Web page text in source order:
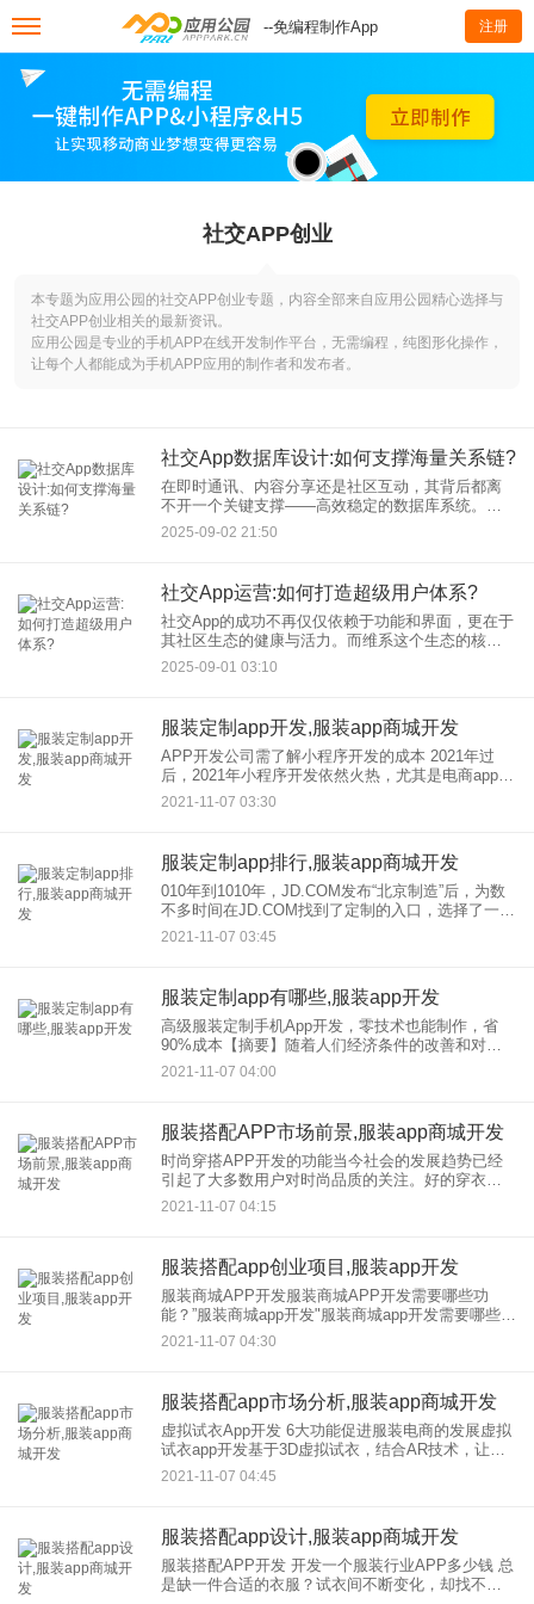
--免编程制作App 注册
社交APP创业
本专题为应用公园的社交APP创业专题，内容全部来自应用公园精心选择与
社交APP创业相关的最新资讯。
应用公园是专业的手机APP在线开发制作平台，无需编程，纯图形化操作，
让每个人都能成为手机APP应用的制作者和发布者。
社交App数据库设计:如何支撑海量关系链?
在即时通讯、内容分享还是社区互动，其背后都离
不开一个关键支撑——高效稳定的数据库系统。本
文将深入探讨社交App数据库设计的关键技术，解析
如何有效支撑亿级用户关系链的存储与高效访问。
2025-09-02 21:50
社交App运营:如何打造超级用户体系?
社交App的成功不再仅仅依赖于功能和界面，更在于
其社区生态的健康与活力。而维系这个生态的核
心，便是“超级用户”。他们是最活跃的内容贡献者、
最无私的帮助者、最忠实的品牌布道者。因此，如
2025-09-01 03:10
服装定制app开发,服装app商城开发
APP开发公司需了解小程序开发的成本 2021年过
后，2021年小程序开发依然火热，尤其是电商app开
发公司需要知道小程序可以通过哪两种方式降低人
气成本，从而制定更好的策略来推动行业发展。毫
2021-11-07 03:30
服装定制app排行,服装app商城开发
010年到1010年，JD.COM发布“北京制造”后，为数
不多时间在JD.COM找到了定制的入口，选择了一件
基础单品——短袖衬衫，选择了“去定制":在舒适和
硬挺的双重需求下，选择了50%棉材质，然后选
2021-11-07 03:45
服装定制app有哪些,服装app开发
高级服装定制手机App开发，零技术也能制作，省
90%成本【摘要】随着人们经济条件的改善和对服
装鉴赏能力的提高，人们的消费习惯逐渐向移动端
转移。高端服装定制手机App软件已经成为很多企业
2021-11-07 04:00
服装搭配APP市场前景,服装app商城开发
时尚穿搭APP开发的功能当今社会的发展趋势已经
引起了大多数用户对时尚品质的关注。好的穿衣打
扮可以大大提升一个人的气场和外貌，这也让人们
注意到穿衣服的必要性。互联网时代，服装搭配
2021-11-07 04:15
服装搭配app创业项目,服装app开发
服装商城APP开发服装商城APP开发需要哪些功
能？”服装商城app开发"服装商城app开发需要哪些功
能？ 2021年12月30日 随着时代的发展，对服装的穿
衣搭配要求越来越高，设计风格强
2021-11-07 04:30
服装搭配app市场分析,服装app商城开发
虚拟试衣App开发 6大功能促进服装电商的发展虚拟
试衣app开发基于3D虚拟试衣，结合AR技术，让用
户在虚拟试衣中感受到更真实、更有质感，带给用
户更完美的试衣体验。因此，虚拟试衣可以应用到
2021-11-07 04:45
服装搭配app设计,服装app商城开发
服装搭配APP开发 开发一个服装行业APP多少钱 总
是缺一件合适的衣服？试衣间不断变化，却找不到